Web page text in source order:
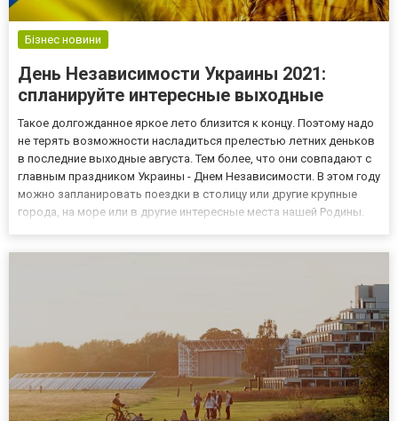
Бізнес новини
День Независимости Украины 2021:
спланируйте интересные выходные
Такое долгожданное яркое лето близится к концу. Поэтому надо
не терять возможности насладиться прелестью летних деньков
в последние выходные августа. Тем более, что они совпадают с
главным праздником Украины - Днем Независимости. В этом году
можно запланировать поездки в столицу или другие крупные
города, на море или в другие интересные места нашей Родины.